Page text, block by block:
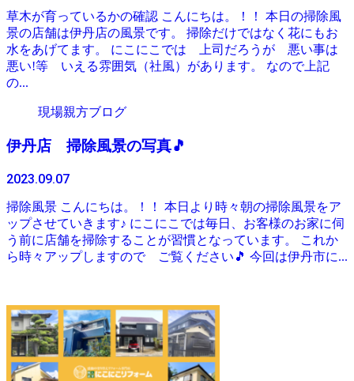
草木が育っているかの確認 こんにちは。！！ 本日の掃除風
景の店舗は伊丹店の風景です。 掃除だけではなく花にもお
水をあげてます。 にこにこでは 上司だろうが 悪い事は
悪い!等 いえる雰囲気（社風）があります。 なので上記
の...
現場親方ブログ
伊丹店 掃除風景の写真🎵
2023.09.07
掃除風景 こんにちは。！！ 本日より時々朝の掃除風景をア
ップさせていきます♪ にこにこでは毎日、お客様のお家に伺
う前に店舗を掃除することが習慣となっています。 これか
ら時々アップしますので ご覧ください🎵 今回は伊丹市に...